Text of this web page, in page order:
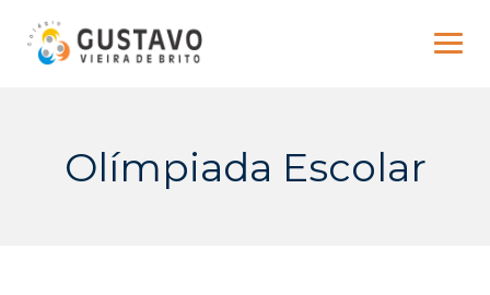
content
Olímpiada Escolar